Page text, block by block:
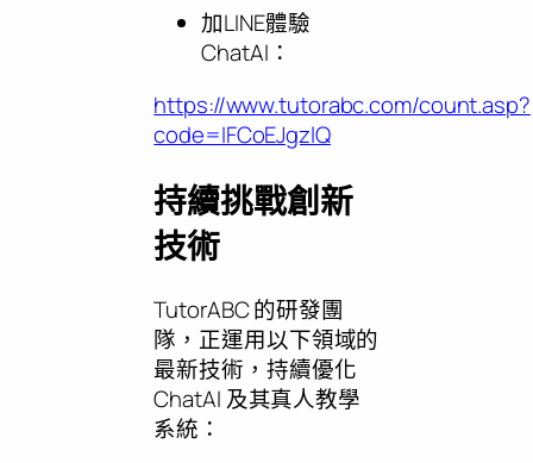
加LINE體驗
ChatAI：
https://www.tutorabc.com/count.asp?
code=IFCoEJgzlQ
持續挑戰創新
技術
TutorABC 的研發團
隊，正運用以下領域的
最新技術，持續優化
ChatAI 及其真人教學
系統：